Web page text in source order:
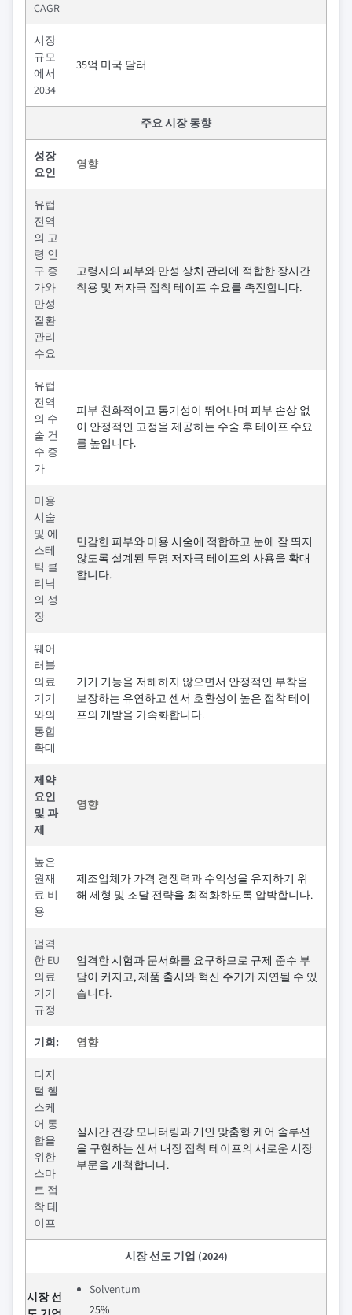
CAGR
시장
규모
에서
2034
35억 미국 달러
주요 시장 동향
성장
요인
영향
유럽
전역
의 고
령 인
구 증
가와
만성
질환
관리
수요
고령자의 피부와 만성 상처 관리에 적합한 장시간
착용 및 저자극 접착 테이프 수요를 촉진합니다.
유럽
전역
의 수
술 건
수 증
가
피부 친화적이고 통기성이 뛰어나며 피부 손상 없
이 안정적인 고정을 제공하는 수술 후 테이프 수요
를 높입니다.
미용
시술
및 에
스테
틱 클
리닉
의 성
장
민감한 피부와 미용 시술에 적합하고 눈에 잘 띄지
않도록 설계된 투명 저자극 테이프의 사용을 확대
합니다.
웨어
러블
의료
기기
와의
통합
확대
기기 기능을 저해하지 않으면서 안정적인 부착을
보장하는 유연하고 센서 호환성이 높은 접착 테이
프의 개발을 가속화합니다.
제약
요인
및 과
제
영향
높은
원재
료 비
용
제조업체가 가격 경쟁력과 수익성을 유지하기 위
해 제형 및 조달 전략을 최적화하도록 압박합니다.
엄격
한 EU
의료
기기
규정
엄격한 시험과 문서화를 요구하므로 규제 준수 부
담이 커지고, 제품 출시와 혁신 주기가 지연될 수 있
습니다.
기회: 영향
디지
털 헬
스케
어 통
합을
위한
스마
트 접
착 테
이프
실시간 건강 모니터링과 개인 맞춤형 케어 솔루션
을 구현하는 센서 내장 접착 테이프의 새로운 시장
부문을 개척합니다.
시장 선도 기업 (2024)
시장 선
Solventum
25%